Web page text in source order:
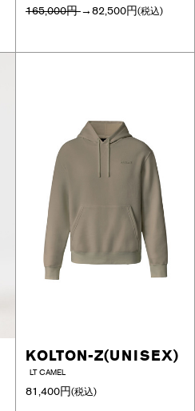
165,000円→82,500円(税込)
KOLTON-Z(UNISEX)
LT CAMEL
81,400円(税込)